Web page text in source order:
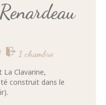
1 chambre
La Clavarine,
construit dans le